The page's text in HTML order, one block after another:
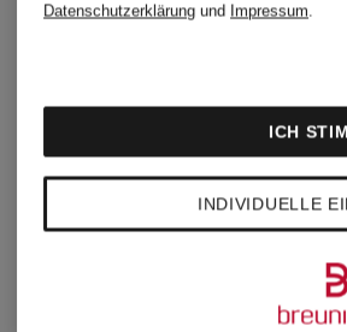
UNSERE
Datenschutzerklärung und Impressum.
INDIVIDUELLE
ICH